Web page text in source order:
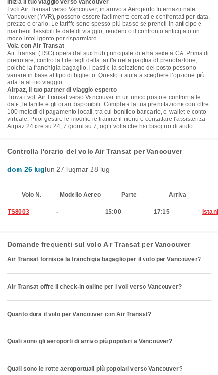
Inizia il tuo viaggio verso Vancouver
I voli Air Transat verso Vancouver, in arrivo a Aeroporto Internazionale
Vancouver (YVR), possono essere facilmente cercati e confrontati per data,
prezzo e orario. Le tariffe sono spesso più basse se prenoti in anticipo e
mantieni flessibili le date di viaggio, rendendo il confronto anticipato un
modo intelligente per risparmiare.
Vola con Air Transat
Air Transat (TSC) opera dal suo hub principale di e ha sede a CA. Prima di
prenotare, controlla i dettagli della tariffa nella pagina di prenotazione,
poiché la franchigia bagaglio, i pasti e la selezione del posto possono
variare in base al tipo di biglietto. Questo ti aiuta a scegliere l'opzione più
adatta al tuo viaggio.
Airpaz, il tuo partner di viaggio esperto
Trova i voli Air Transat verso Vancouver in un unico posto e confronta le
date, le tariffe e gli orari disponibili. Completa la tua prenotazione con oltre
100 metodi di pagamento locali, tra cui bonifico bancario, e-wallet e conto
virtuale. Puoi gestire le modifiche tramite il menu e contattare l'assistenza
Airpaz 24 ore su 24, 7 giorni su 7, ogni volta che hai bisogno di aiuto.
Controlla l'orario del volo Air Transat per Vancouver
dom 26 luglun 27 lugmar 28 lug
Volo N. Modello Aereo Parte Arriva
TS8003 - 15:00 17:15
Domande frequenti sul volo Air Transat per Vancouver
Air Transat fornisce la franchigia bagaglio per il volo per Vancouver?
Air Transat offre il check-in online per i voli verso Vancouver?
Quanto dura il volo per Vancouver con Air Transat?
Quali sono gli aeroporti di arrivo più popolari a Vancouver?
Quali sono le rotte aeroportuali più popolari verso Vancouver?